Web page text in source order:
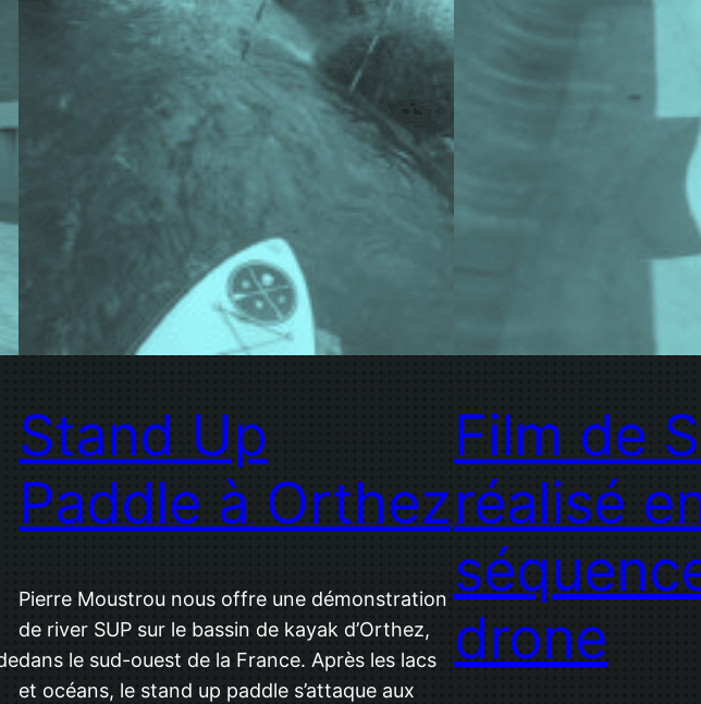
Stand Up
Paddle à Orthez
Pierre Moustrou nous offre une démonstration
de river SUP sur le bassin de kayak d’Orthez,
dans le sud-ouest de la France. Après les lacs
et océans, le stand up paddle s’attaque aux
Film de
réalisé
drone